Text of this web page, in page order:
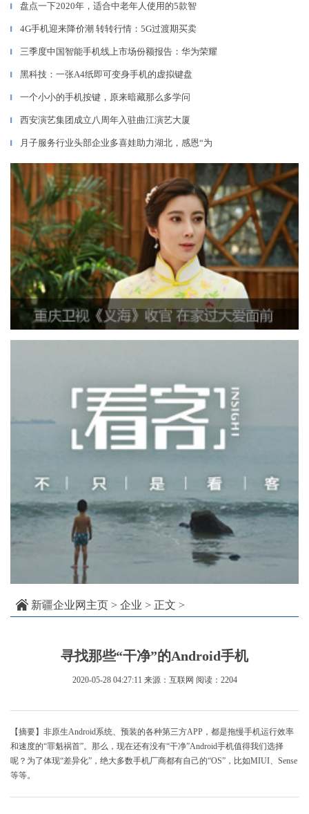
▎ 盘点一下2020年，适合中老年人使用的5款智
▎ 4G手机迎来降价潮 转转行情：5G过渡期买卖
▎ 三季度中国智能手机线上市场份额报告：华为荣耀
▎ 黑科技：一张A4纸即可变身手机的虚拟键盘
▎ 一个小小的手机按键，原来暗藏那么多学问
▎ 西安演艺集团成立八周年入驻曲江演艺大厦
▎ 月子服务行业头部企业多喜娃助力湖北，感恩“为
新疆企业网主页 > 企业 > 正文 >
寻找那些“干净”的Android手机
2020-05-28 04:27:11 来源：互联网 阅读：2204
【摘要】非原生Android系统、预装的各种第三方APP，都是拖慢手机运行效率
和速度的“罪魁祸首”。那么，现在还有没有“干净”Android手机值得我们选择
呢？为了体现“差异化”，绝大多数手机厂商都有自己的“OS”，比如MIUI、Sense
等等。